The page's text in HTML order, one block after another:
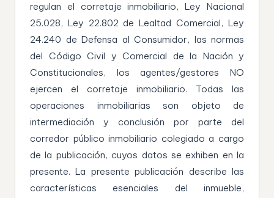
regulan el corretaje inmobiliario, Ley Nacional
25.028, Ley 22.802 de Lealtad Comercial, Ley
24.240 de Defensa al Consumidor, las normas
del Código Civil y Comercial de la Nación y
Constitucionales, los agentes/gestores NO
ejercen el corretaje inmobiliario. Todas las
operaciones inmobiliarias son objeto de
intermediación y conclusión por parte del
corredor público inmobiliario colegiado a cargo
de la publicación, cuyos datos se exhiben en la
presente. La presente publicación describe las
características esenciales del inmueble,